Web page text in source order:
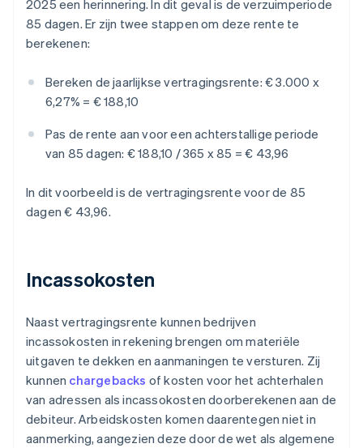
2025 een herinnering. In dit geval is de verzuimperiode
85 dagen. Er zijn twee stappen om deze rente te
berekenen:
Bereken de jaarlijkse vertragingsrente: € 3.000 x
6,27% = € 188,10
Pas de rente aan voor een achterstallige periode
van 85 dagen: € 188,10 / 365 x 85 = € 43,96
In dit voorbeeld is de vertragingsrente voor de 85
dagen € 43,96.
Incassokosten
Naast vertragingsrente kunnen bedrijven
incassokosten in rekening brengen om materiële
uitgaven te dekken en aanmaningen te versturen. Zij
kunnen chargebacks of kosten voor het achterhalen
van adressen als incassokosten doorberekenen aan de
debiteur. Arbeidskosten komen daarentegen niet in
aanmerking, aangezien deze door de wet als algemene